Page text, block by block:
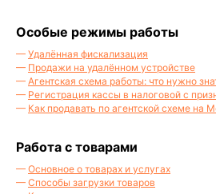
Особые режимы работы
— Удалённая фискализация
— Продажи на удалённом устройстве
— Агентская схема работы: что нужно
— Регистрация кассы в налоговой с
— Как продавать по агентской схеме на
Работа с товарами
— Основное о товарах и услугах
— Способы загрузки товаров